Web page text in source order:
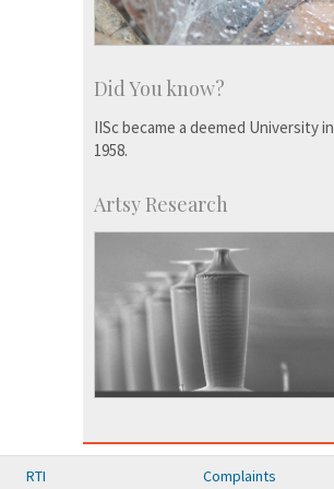
Did You know?
IISc became a deemed University in
1958.
Artsy Research
RTI Complaints